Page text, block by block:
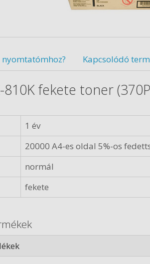
nyomtatómhoz? Kapcsolódó
810K fekete toner
1 év
20000 A4-es oldal 5%-os
normál
fekete